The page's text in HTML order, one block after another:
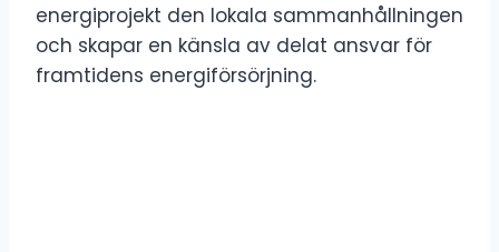
energiprojekt den lokala sammanhållningen
och skapar en känsla av delat ansvar för
framtidens energiförsörjning.